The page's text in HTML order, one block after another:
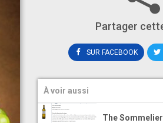
Partager
SUR FACEBOOK
À voir aussi
The